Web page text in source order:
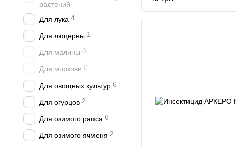
растений
Для лука 4
Для люцерны 1
Для малины 0
Для моркови 0
Для овощных культур 6
Для огурцов 2
Для озимого рапса 6
Для озимого ячменя 2